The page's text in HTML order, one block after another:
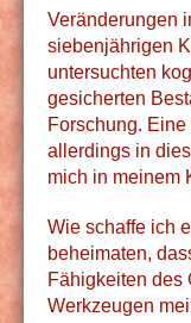
Veränderungen
siebenjährigen
untersuchten
gesicherten
Forschung.
allerdings in
mich in meinem
Wie schaffe ich
beheimaten,
Fähigkeiten des
Werkzeugen